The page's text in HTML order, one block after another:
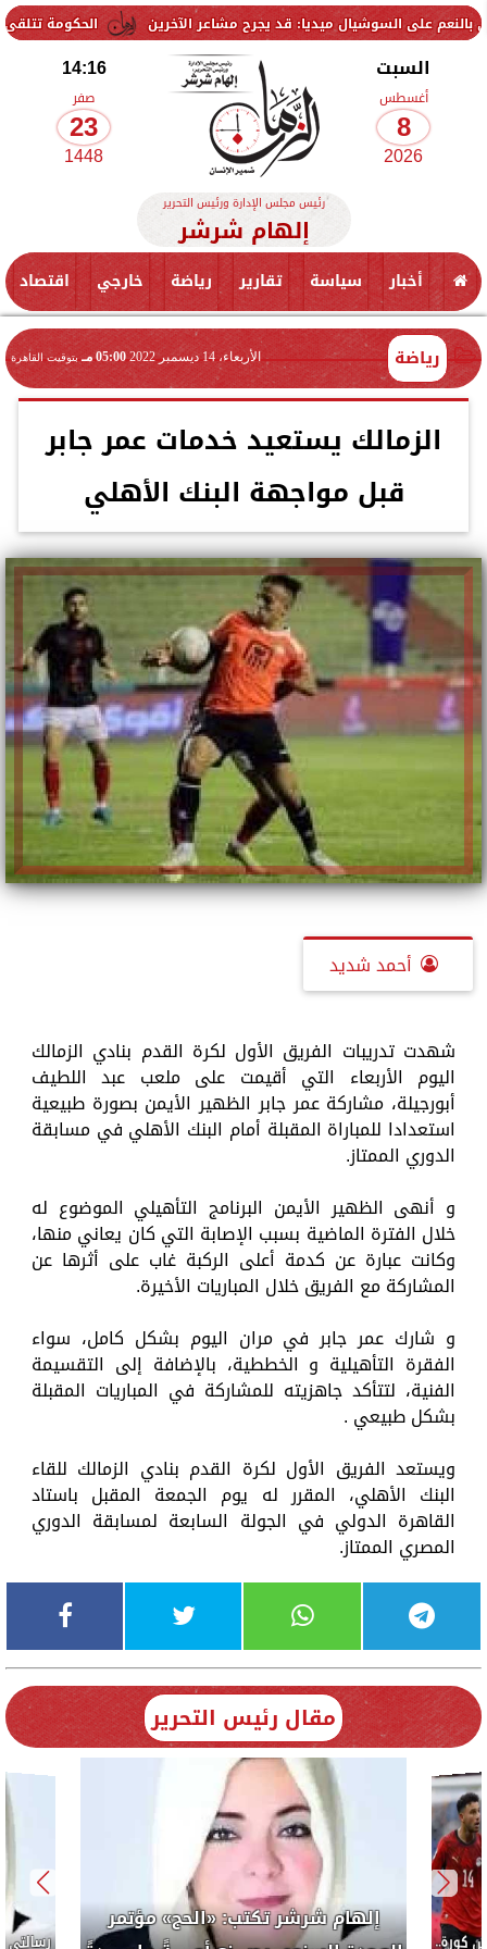
الحكومة تتلقى 229 ألف شكوى وطلب واستفسار خلال يوليو.. ومدبولي يوجه بسرعة الاستجابة للمواطنين السوشيال ميديا: قد يجرح مشاعر الآخرين
السبت
أغسطس
8
2026
14:16
صفر
23
1448
رئيس مجلس الإدارة ورئيس التحرير
إلهام شرشر
أخبار سياسة تقارير رياضة خارجي اقتصاد
رياضة الأربعاء، 14 ديسمبر 2022 05:00 مـ بتوقيت القاهرة
الزمالك يستعيد خدمات عمر جابر
قبل مواجهة البنك الأهلي
أحمد شديد
شهدت تدريبات الفريق الأول لكرة القدم بنادي الزمالك
اليوم الأربعاء التي أقيمت على ملعب عبد اللطيف
أبورجيلة، مشاركة عمر جابر الظهير الأيمن بصورة طبيعية
استعدادا للمباراة المقبلة أمام البنك الأهلي في مسابقة
الدوري الممتاز.
و أنهى الظهير الأيمن البرنامج التأهيلي الموضوع له
خلال الفترة الماضية بسبب الإصابة التي كان يعاني منها،
وكانت عبارة عن كدمة أعلى الركبة غاب على أثرها عن
المشاركة مع الفريق خلال المباريات الأخيرة.
و شارك عمر جابر في مران اليوم بشكل كامل، سواء
الفقرة التأهيلية و الخططية، بالإضافة إلى التقسيمة
الفنية، لتتأكد جاهزيته للمشاركة في المباريات المقبلة
بشكل طبيعي .
ويستعد الفريق الأول لكرة القدم بنادي الزمالك للقاء
البنك الأهلي، المقرر له يوم الجمعة المقبل باستاد
القاهرة الدولي في الجولة السابعة لمسابقة الدوري
المصري الممتاز.
مقال رئيس التحرير
إلهام شرشر تكتب: «الحج» مؤتمر